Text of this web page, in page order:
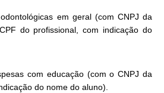
em geral (com CNPJ da
do profissional, com indicação do
com educação (com o CNPJ da
do nome do aluno).